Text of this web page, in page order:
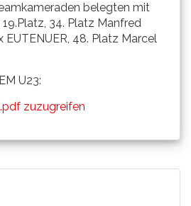
belegten mit
34. Platz Manfred
EUTENUER, 48. Platz Marcel
U23:
zuzugreifen